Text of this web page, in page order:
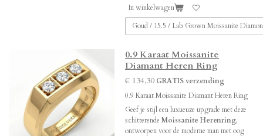
In winkelwagen
0.9 Karaat Moissanite
Diamant Heren Ring
€ 134,30 GRATIS verzending
0.9 Karaat Moissanite Diamant Heren Ring
Geef je stijl een luxueuze upgrade met deze
schitterende Moissanite Herenring,
ontworpen voor de moderne man met oog